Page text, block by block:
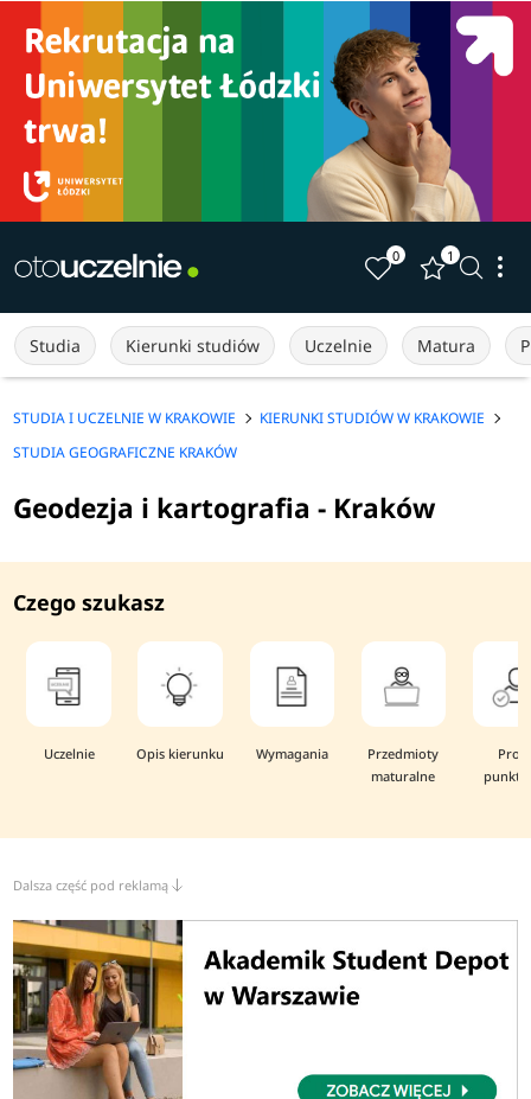
0 1
Studia Kierunki studiów Uczelnie Matura
STUDIA I UCZELNIE W KRAKOWIE
KIERUNKI STUDIÓW W KRAKOWIE
STUDIA GEOGRAFICZNE KRAKÓW
Geodezja i kartografia - Kraków
Czego szukasz
Uczelnie Opis kierunku Wymagania
Przedmioty
maturalne
Dalsza część pod reklamą